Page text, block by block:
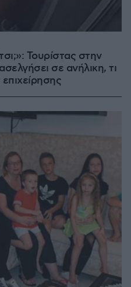
Τουρίστας στην
σε ανήλικη, τι